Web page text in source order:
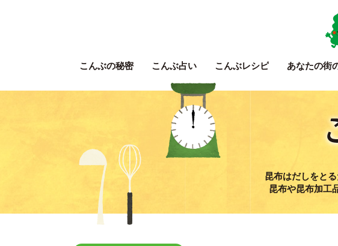
こんぶの秘密 こんぶ占い こんぶレシピ あなたの街
昆布はだしをと
昆布や昆布加工